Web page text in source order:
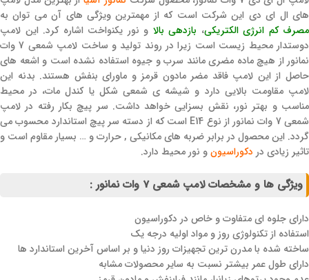
های ال ای دی این شرکت است که از مهمترین ویژگی های آن می توان به
مصرف کم انرژی الکتریکی، بازدهی بالا و نور یکنواخت اشاره کرد. این لامپ
دوستدار محیط زیست است زیرا در روند تولید و ساخت لامپ شمعی 7 وات
نمانور از هیچ ماده مضری مانند سرب و جیوه استفاده نشده است و اشعه های
حاصل از این لامپ فاقد مضر مادون قرمز و ماورای بنفش هستند. بدنه این
لامپ مقاومت بالایی دارد و شیشه ی شمعی شکل یا کندل مات، در محیط
مناسب و بهتر نور، نقش بسزایی خواهد داشت. سر پیچ بکار رفته در لامپ
شمعی 7 وات نمانور از نوع E14 است که از دسته سر پیچ استاندارد محسوب می
گردد. این محصول در برابر ضربه های مکانیکی , حرارت و … بسیار مقاوم است و
تاثیر زیادی در دکوراسیونو نور محیط دارد.
ویژگی ها و مشخصات لامپ شمعی 7 وات نمانور :
دارای جلوه ای متفاوت و خاص در دکوراسیون
استفاده از تکنولوژی روز و مواد اولیه درجه یک
ساخته شده با مدرن ترین تجهیزات روز دنیا و بر اساس آخرین استاندارد ها
دارای طول عمر بیشتر نسبت به سایر محصولات مشابه